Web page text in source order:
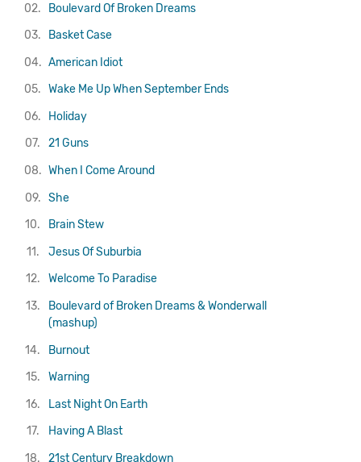
02.
Boulevard Of Broken Dreams
03.
Basket Case
04. American Idiot
05. Wake Me Up When September Ends
06.
Holiday
07.
21 Guns
08. When I Come Around
09. She
10.
Brain Stew
11.
Jesus Of Suburbia
12.
Welcome To Paradise
13.
Boulevard of Broken Dreams & Wonderwall
(mashup)
14.
Burnout
15.
Warning
16.
Last Night On Earth
17.
Having A Blast
18.
21st Century Breakdown